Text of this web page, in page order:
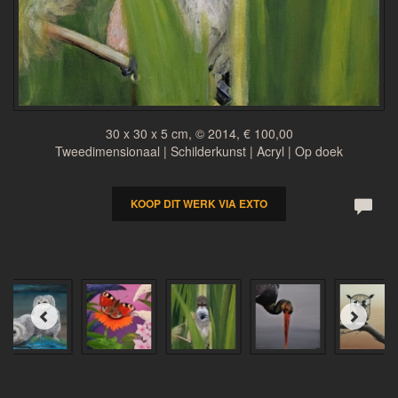
30 x 30 x 5 cm, © 2014, € 100,00
Tweedimensionaal | Schilderkunst | Acryl | Op doek
KOOP DIT WERK VIA EXTO